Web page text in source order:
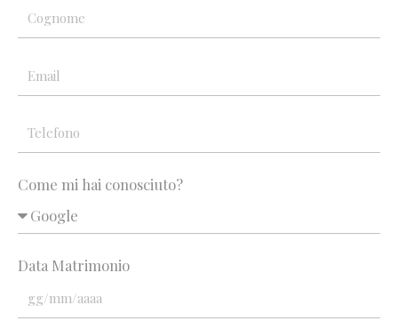
Come mi hai conosciuto?
Data Matrimonio